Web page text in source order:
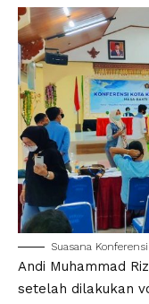
Suasana
Andi Muhammad
setelah dilakukan